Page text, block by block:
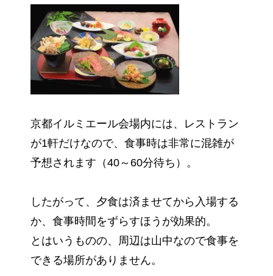
京都イルミエール会場内には、レストラン
が1軒だけなので、食事時は非常に混雑が
予想されます（40～60分待ち）。
したがって、夕食は済ませてから入場する
か、食事時間をずらすほうが効果的。
とはいうものの、周辺は山中なので食事を
できる場所がありません。